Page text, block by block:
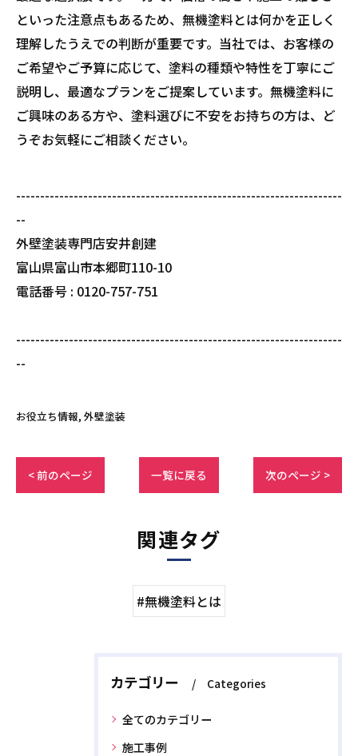
といった注意点もあるため、無機塗料とは何かを正しく
理解したうえでの判断が重要です。当社では、お客様の
ご希望やご予算に応じて、塗料の種類や特性を丁寧にご
説明し、最適なプランをご提案しています。無機塗料に
ご興味のある方や、塗料選びに不安をお持ちの方は、ど
うぞお気軽にご相談ください。
--------------------------------------------------------------------
--
外壁塗装専門店安井創建
富山県富山市本郷町110-10
電話番号 : 0120-757-751
--------------------------------------------------------------------
--
お役立ち情報 外壁塗装
< 前のページ 一覧に戻る 次のページ >
関連タグ
#無機塗料とは
カテゴリー Categories
全てのカテゴリー
施工事例